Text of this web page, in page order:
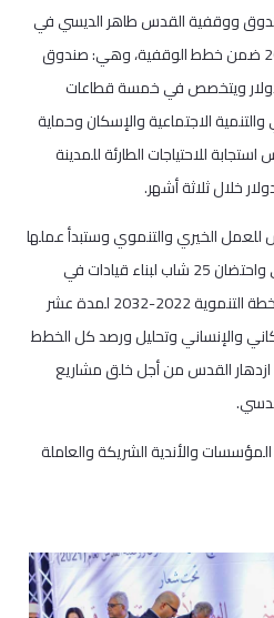
ووقفية القدس طاهر الديسي في
كلمته المبادرات التنموية للعام 2022 ضمن خطط الوقفية، وهي: صندوق
6-7 ملايين دولار ويتخصص في خمسة قطاعات
الاجتماعية والإسكان وحماية
للاحتياجات الطارئة للمدينة
خلال ثلاثة أشهر.
الخيري والتنموي وستبدأ عملها
الأسبوع القادم بإطلاق برنامج تدريبي واحتضان 25 شاب لبناء قيادات في
العمل الخيري والتنموي، وإطلاق الخطة التنموية 2022-2032 لمدة عشر
والإنساني وتحليل ورصد كل الخطط
ازدهار القدس من أجل خلق مشاريع
والأندية الشريكة والعاملة